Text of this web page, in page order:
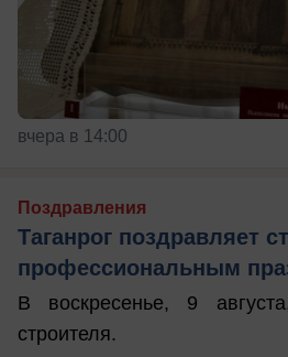
вчера в 14:00
Поздравления
Таганрог поздравляет
профессиональным
В воскресенье, 9
строителя.